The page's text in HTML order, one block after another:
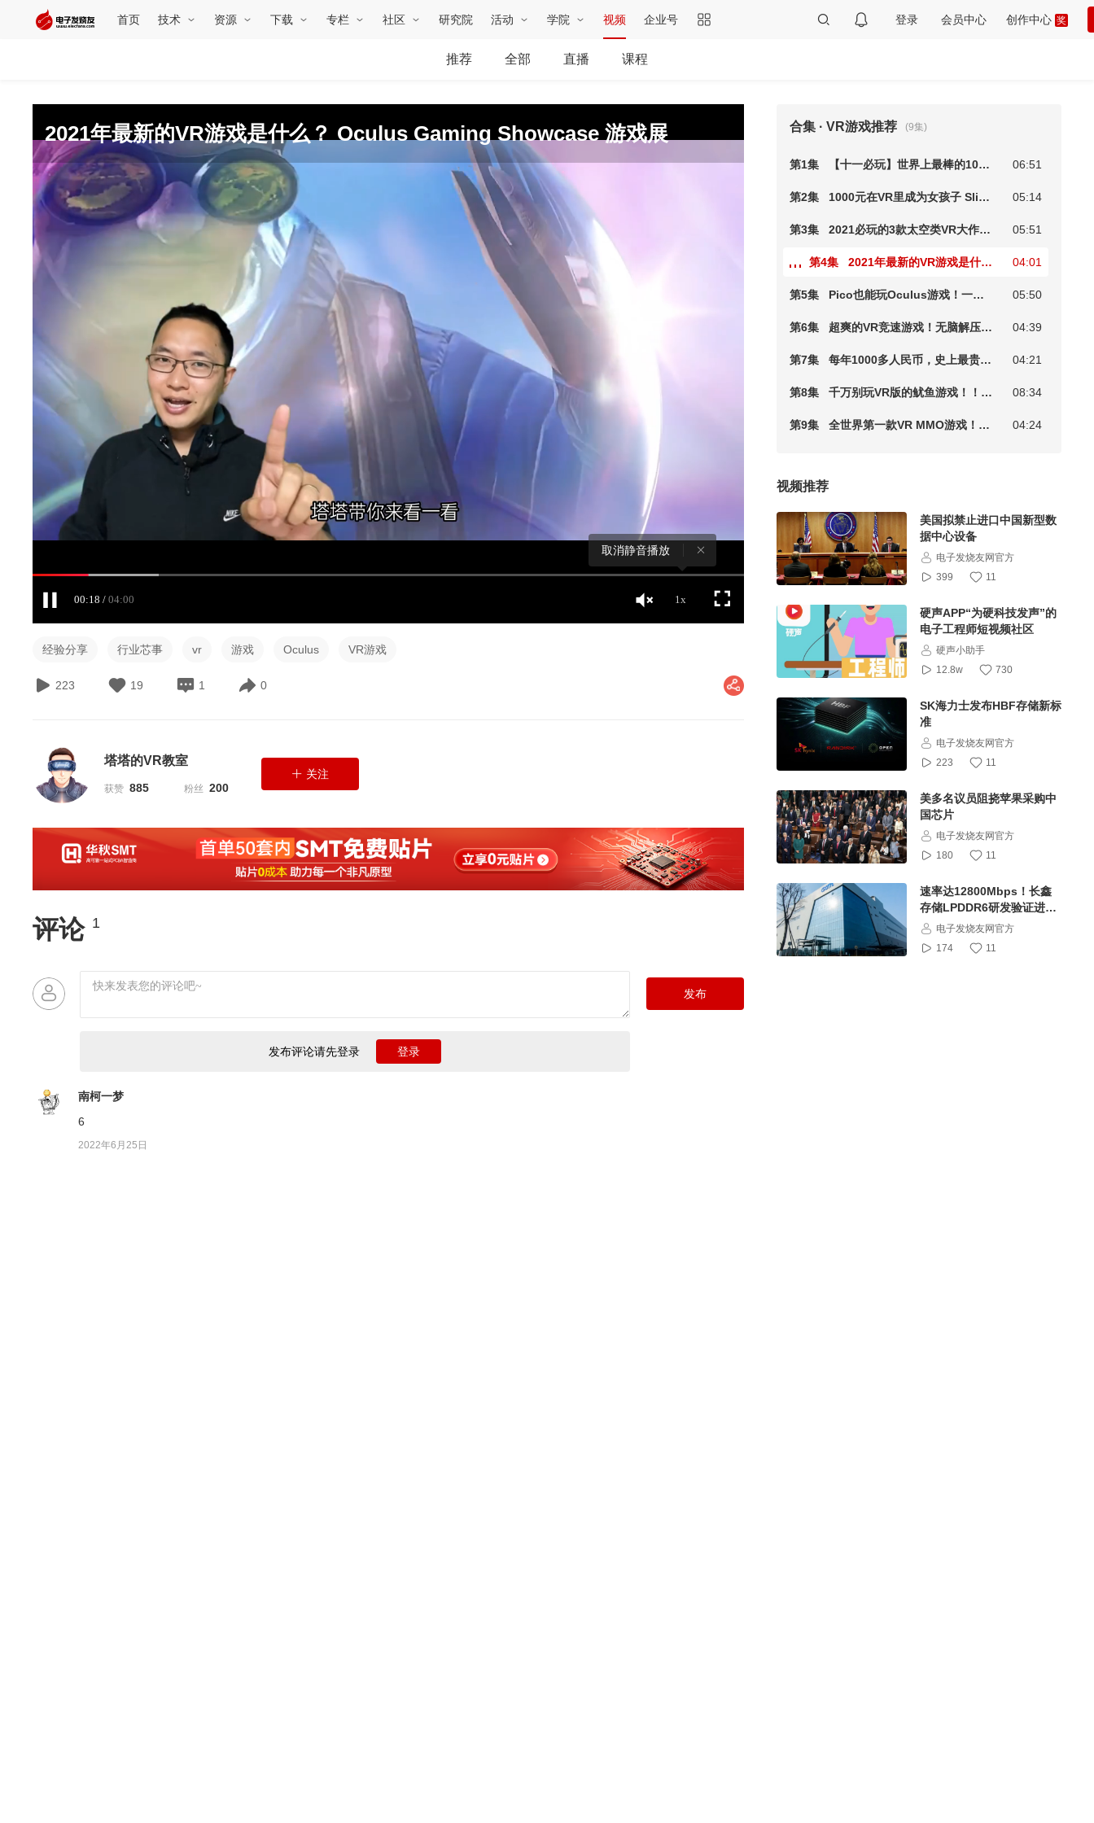
首页 技术 资源 下载 专栏 社区 研究院 活动 学院 视频 企业号 登录 会员中心 创作中心
推荐 全部 直播 课程
2021年最新的VR游戏是什么？ Oculus Gaming Showcase 游戏展
取消静音播放
00:19 04:00 1x
经验分享 行业芯事 vr 游戏 Oculus VR游戏
223 19 1 0
塔塔的VR教室
获赞 885 粉丝 200
关注
评论 1
发布评论请先登录 登录
发布
南柯一梦
6
2022年6月25日
合集 · VR游戏推荐 (9集)
第1集 【十一必玩】世界上最棒的10个VR全景博物馆 06:51
第2集 1000元在VR里成为女孩子 SlimeVR动捕测试 性价比最高的全身追踪 05:14
第3集 2021必玩的3款太空类VR大作！！！【VR游戏推荐】 真实体验黑洞边缘 05:51
第4集 2021年最新的VR游戏是什么？ Oculus Gaming Showcase 游戏展 04:01
第5集 Pico也能玩Oculus游戏！一招破解Oculus独占游戏限制！ 05:50
第6集 超爽的VR竞速游戏！无脑解压【VR游戏推荐】必玩vr游戏推荐! 04:39
第7集 每年1000多人民币，史上最贵VR游戏好玩吗？ 04:21
第8集 千万别玩VR版的鱿鱼游戏！！！1 08:34
第9集 全世界第一款VR MMO游戏！！ Zenith多人在线VR RPG 04:24
视频推荐
美国拟禁止进口中国新型数
据中心设备
电子发烧友网官方
399
11
硬声APP“为硬科技发声”的
电子工程师短视频社区
硬声小助手
12.8w
730
SK海力士发布HBF存储新标
准
电子发烧友网官方
223
11
美多名议员阻挠苹果采购中
国芯片
电子发烧友网官方
180
11
速率达12800Mbps！长鑫
存储LPDDR6研发验证进入
尾声电子发烧友网官方
174
11